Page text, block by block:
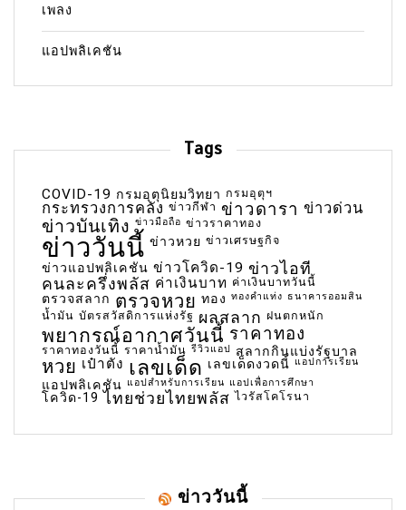
เพลง
แอปพลิเคชัน
Tags
COVID-19 กรมอุตุนิยมวิทยา กรมอุตุฯ
กระทรวงการคลัง ข่าวกีฬา ข่าวดารา ข่าวด่วน
ข่าวบันเทิง ข่าวมือถือ ข่าวราคาทอง
ข่าววันนี้ ข่าวหวย ข่าวเศรษฐกิจ
ข่าวแอปพลิเคชัน ข่าวโควิด-19 ข่าวไอที
คนละครึ่งพลัส ค่าเงินบาท ค่าเงินบาทวันนี้
ตรวจสลาก ตรวจหวย ทอง ทองคำแท่ง ธนาคารออมสิน
น้ำมัน บัตรสวัสดิการแห่งรัฐ ผลสลาก ฝนตกหนัก
พยากรณ์อากาศวันนี้ ราคาทอง
ราคาทองวันนี้ ราคาน้ำมัน รีวิวแอป สลากกินแบ่งรัฐบาล
หวย เป๋าตัง เลขเด็ด เลขเด็ดงวดนี้ แอปการเรียน
แอปพลิเคชัน แอปสำหรับการเรียน แอปเพื่อการศึกษา
โควิด-19 ไทยช่วยไทยพลัส ไวรัสโคโรนา
ข่าววันนี้